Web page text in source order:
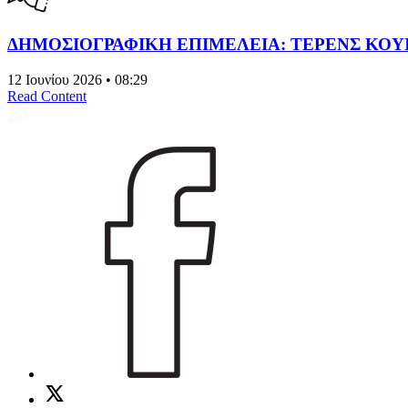
ΔΗΜΟΣΙΟΓΡΑΦΙΚΗ ΕΠΙΜΕΛΕΙΑ: ΤΕΡΕΝΣ
12 Ιουνίου 2026 • 08:29
Read Content